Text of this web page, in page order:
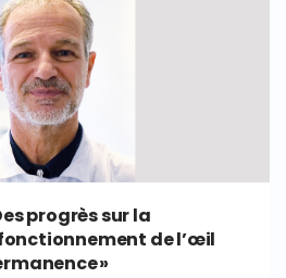
progrès sur la
de l’œil
»